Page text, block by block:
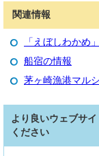
関連情報
「えぼしわかめ
船宿の情報
茅ヶ崎漁港マル
より良いウェブサ
ください